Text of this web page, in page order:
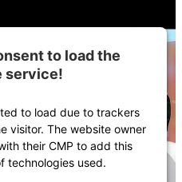
to load the
service!
to load due to trackers
visitor. The website owner
their CMP to add this
technologies used.